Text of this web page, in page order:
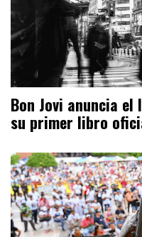
Bon Jovi anuncia el
su primer libro